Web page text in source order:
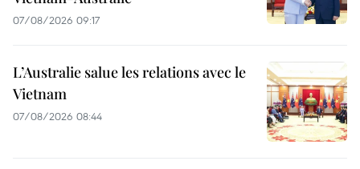
07/08/2026 09:17
L’Australie salue les relations avec le
Vietnam
07/08/2026 08:44